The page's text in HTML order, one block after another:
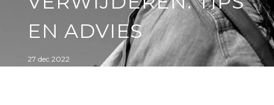
EN ADVIES
27 dec 2022